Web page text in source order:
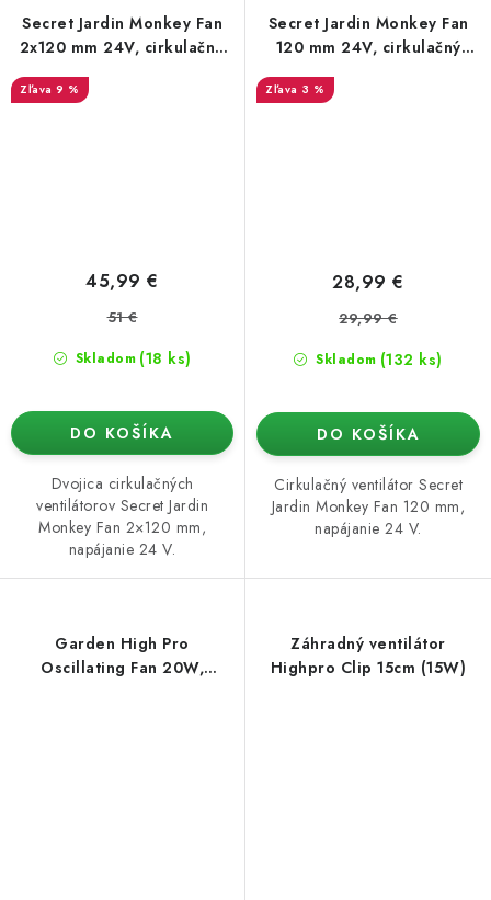
Secret Jardin Monkey Fan
2x120 mm 24V, cirkulačné
ventilátory
9 %
Skladom (18 ks)
45,99 €
51 €
DO KOŠÍKA
Dvojica cirkulačných
ventilátorov Secret Jardin
Monkey Fan 2×120 mm,
napájanie 24 V.
Secret Jardin Monkey Fan
120 mm 24V, cirkulačný
ventilátor
3 %
Skladom (132 ks)
28,99 €
29,99 €
DO KOŠÍKA
Cirkulačný ventilátor Secret
Jardin Monkey Fan 120 mm,
napájanie 24 V.
Garden High Pro
Oscillating Fan 20W,
Záhradný ventilátor
Highpro Clip 15cm (15W)